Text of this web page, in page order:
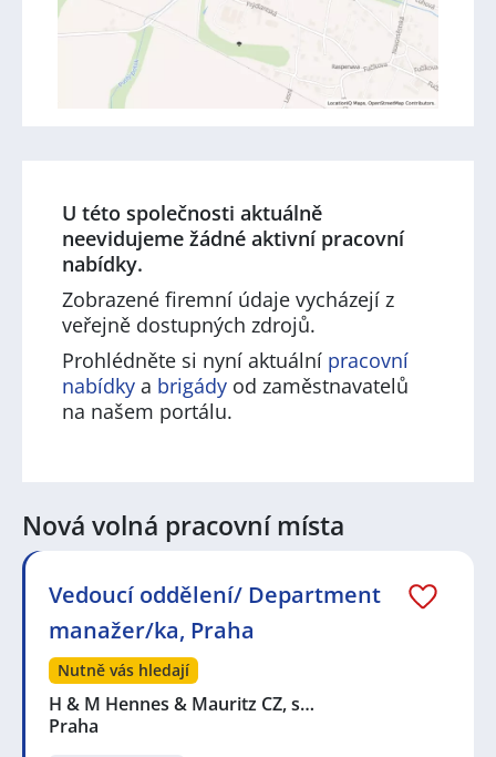
U této společnosti aktuálně
neevidujeme žádné aktivní pracovní
nabídky.
Zobrazené firemní údaje vycházejí z
veřejně dostupných zdrojů.
Prohlédněte si nyní aktuální pracovní
nabídky a brigády od zaměstnavatelů
na našem portálu.
Nová volná pracovní místa
Vedoucí oddělení/ Department
manažer/ka, Praha
Nutně vás hledají
H & M Hennes & Mauritz CZ, s…
Praha